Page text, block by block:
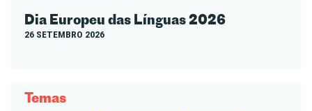
Dia Europeu das Línguas 2026
26 SETEMBRO 2026
Temas